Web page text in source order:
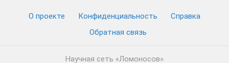
О проекте Конфиденциальность
Cправка
Обратная связь
Научная сеть «Ломоносов»